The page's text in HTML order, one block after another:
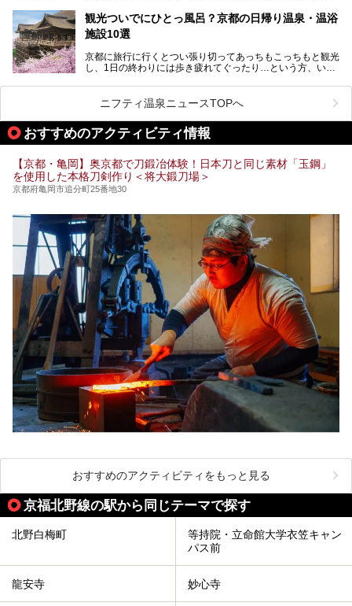
ウナを楽しみましょう！
地元の方はもちろん、旅先としても人気の京都。
観光のついでに岩盤浴のある温泉に浸かってリフレッシュす
今回は京都にある岩盤浴のある施設をピックアップしてご紹
観光ついでにひとっ風呂？京都の日帰り温泉・温浴
施設10選
京都に旅行に行くとつい張り切ってあっちもこっちもと観光
し、1日の終わりには歩き疲れてぐったり…という方、いま
そんな疲れた身体には温泉です！京都には、市内にも郊外に
も素晴らしい温泉がたくさんあります。そこで、日帰り利用
できるおすすめの温泉・温浴施設をまとめてみました。
ニフティ温泉ニュースTOPへ
おすすめのアクティビティ情報
【京都・亀岡】奥京都で刀鍛冶体験！日本刀と同じ素材「玉鋼」
を使用した本格刀剣作り＜将大鍛刀場＞
京都府亀岡市追分町25番地30
おすすめのアクティビティをもっと見る
京福北野線の駅から同じテーマで探す
北野白梅町
等持院・立命館大学衣笠キャン
パス前
龍安寺 妙心寺